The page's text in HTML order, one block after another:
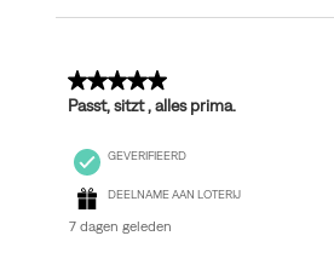
5 van 5 sterren.
Passt, sitzt , alles prima.
GEVERIFIEERD
DEELNAME AAN LOTERIJ
7 dagen geleden